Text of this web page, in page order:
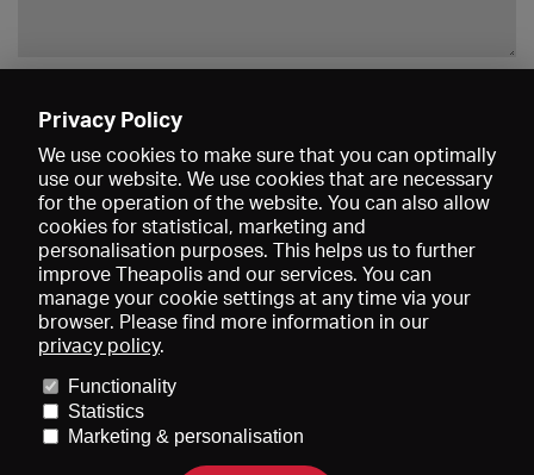
Données médiatiques
Conditions générales de vente
Contact
Aide Newsletter
Privacy Policy
We use cookies to make sure that you can optimally
use our website. We use cookies that are necessary
for the operation of the website. You can also allow
cookies for statistical, marketing and
personalisation purposes. This helps us to further
improve Theapolis and our services. You can
manage your cookie settings at any time via your
browser. Please find more information in our
privacy policy.
Functionality
Statistics
Marketing & personalisation